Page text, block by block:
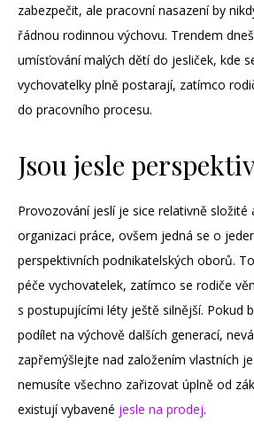
zabezpečit, ale pracovní nasazení by
řádnou rodinnou výchovu. Trendem
umísťování malých dětí do jesliček, kde
vychovatelky plně postarají, zatímco
do pracovního procesu.
Jsou jesle
Provozování jeslí je sice relativně složité
organizaci práce, ovšem jedná se o
perspektivních podnikatelských oborů.
péče vychovatelek, zatímco se rodiče
s postupujícími léty ještě silnější. Pokud
podílet na výchově dalších generací,
zapřemýšlejte nad založením vlastních
nemusíte všechno zařizovat úplně od
existují vybavené jesle na prodej.